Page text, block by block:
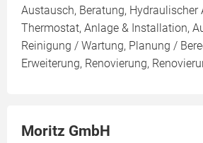
Austausch, Beratung, Hydraulischer
Thermostat, Anlage & Installation,
Reinigung / Wartung, Planung /
Erweiterung, Renovierung,
Moritz GmbH